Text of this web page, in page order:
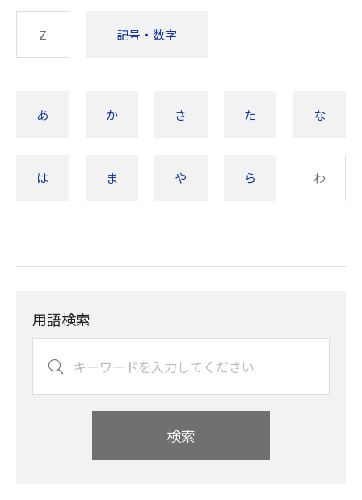
Z 記号・数字
あ か さ た な
は ま や ら わ
用語検索
検索